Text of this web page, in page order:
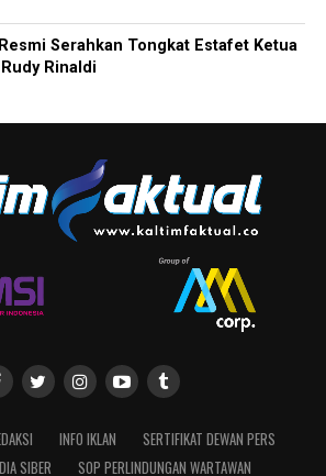
Serahkan Tongkat Estafet Ketua
Rinaldi
INFO IKLAN
SERTIFIKAT DEWAN PERS
SIBER
SOP PERLINDUNGAN WARTAWAN